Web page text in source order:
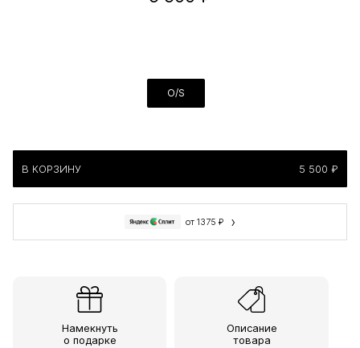
O/S
В КОРЗИНУ 5 500 ₽
от 1375 ₽ ›
Намекнуть
о подарке
Описание
товара